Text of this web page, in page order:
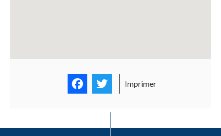
FacebookTwitter
Imprimer